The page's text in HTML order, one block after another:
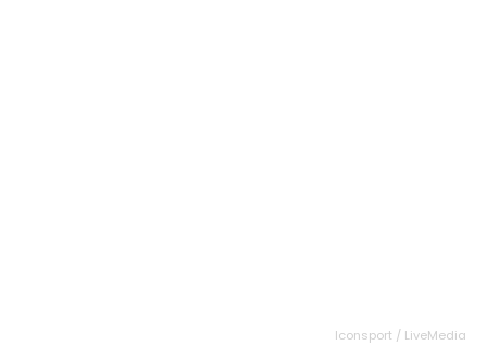
Iconsport / LiveMedia